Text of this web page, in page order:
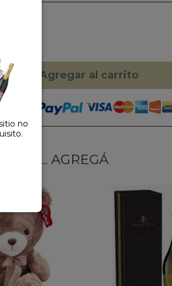
Agregar al carrito
AGREGÁ
no